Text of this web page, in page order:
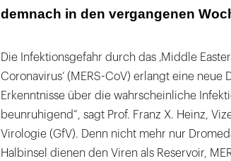
demnach in den vergangenen
Die Infektionsgefahr durch das ‚Middle
Coronavirus‘ (MERS-CoV) erlangt eine neue
Erkenntnisse über die wahrscheinliche
beunruhigend“, sagt Prof. Franz X. Heinz,
Virologie (GfV). Denn nicht mehr nur
Halbinsel dienen den Viren als Reservoir,